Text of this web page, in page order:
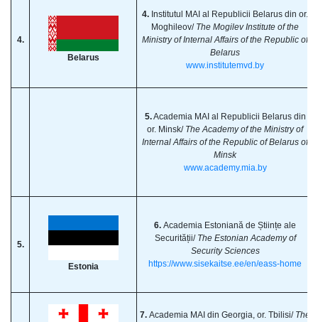
4.
Belarus
4. Institutul MAI al Republicii Belarus din or.
Moghileov/ The Mogilev Institute of the
Ministry of Internal Affairs of the Republic of
Belarus
www.institutemvd.by
5.Academia MAI al Republicii Belarus din
or. Minsk/The Academy of the Ministry of
Internal Affairs of the Republic of Belarus of
Minsk
www.academy.mia.by
5.
Estonia
6. Academia Estoniană de Științe ale
Securității/The Estonian Academy of
Security Sciences
https://www.sisekaitse.ee/en/eass-home
7. Academia MAI din Georgia, or. Tbilisi/The